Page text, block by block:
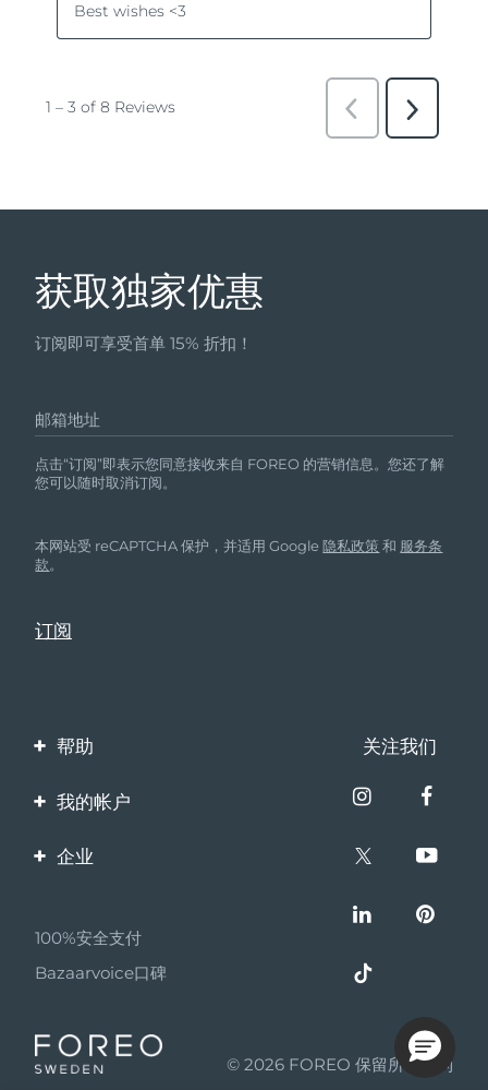
获取独家优惠
订阅即可享受首单 15% 折扣！
邮箱地址
点击“订阅”即表示您同意接收来自 FOREO 的营销信息。您还了解
您可以随时取消订阅。
本网站受 reCAPTCHA 保护，并适用 Google隐私政策 和 服务条
款。
帮助
联系我们
关注我们
我的帐户
产品注册
企业
伙伴计划
联盟新闻
成为合作伙伴
100%安全支付
Bazaarvoice口碑
© 2026 FOREO 保留所有权利